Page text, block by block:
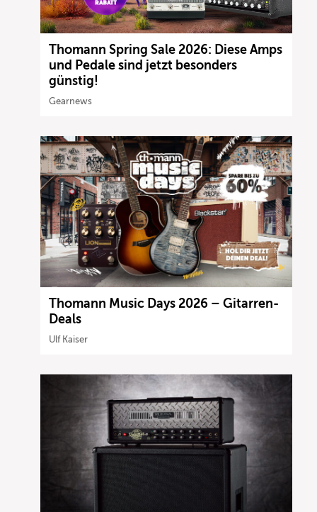
Thomann Spring Sale 2026: Diese Amps
und Pedale sind jetzt besonders
günstig!
Gearnews
Thomann Music Days 2026 – Gitarren-
Deals
Ulf Kaiser